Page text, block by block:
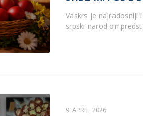
Vaskrs je najradosniji
srpski narod on
9. APRIL, 2026